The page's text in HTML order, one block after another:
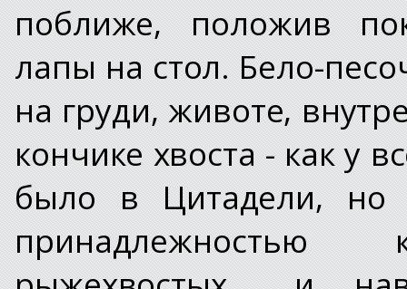
поближе, положив
лапы на стол. Бело-
на груди, животе,
кончике хвоста - как у
было в Цитадели, но